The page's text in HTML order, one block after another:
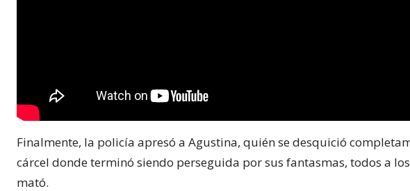
Finalmente, la policía apresó a Agustina, quién se desquició
cárcel donde terminó siendo perseguida por sus fantasmas, todos a
mató.